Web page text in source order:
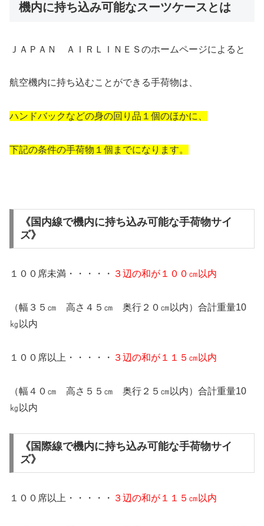
機内に持ち込み可能なスーツケースとは
ＪＡＰＡＮ ＡＩＲＬＩＮＥＳのホームページによると
航空機内に持ち込むことができる手荷物は、
ハンドバックなどの身の回り品１個のほかに、
下記の条件の手荷物１個までになります。
《国内線で機内に持ち込み可能な手荷物サイ
ズ》
１００席未満・・・・・ ３辺の和が１００㎝以内
（幅３５㎝ 高さ４５㎝ 奥行２０㎝以内）合計重量10
㎏以内
１００席以上・・・・・ ３辺の和が１１５㎝以内
（幅４０㎝ 高さ５５㎝ 奥行２５㎝以内）合計重量10
㎏以内
《国際線で機内に持ち込み可能な手荷物サイ
ズ》
１００席以上・・・・・ ３辺の和が１１５㎝以内